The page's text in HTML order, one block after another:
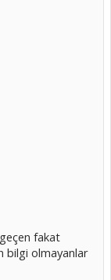
fakat
bilgi olmayanlar